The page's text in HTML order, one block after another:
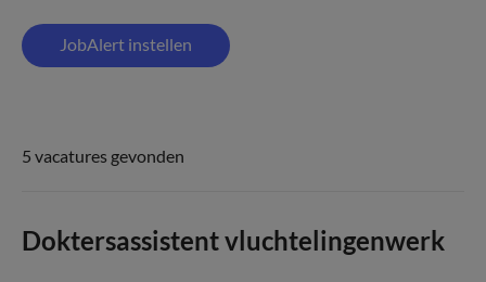
JobAlert instellen
5 vacatures gevonden
Doktersassistent vluchtelingenwerk